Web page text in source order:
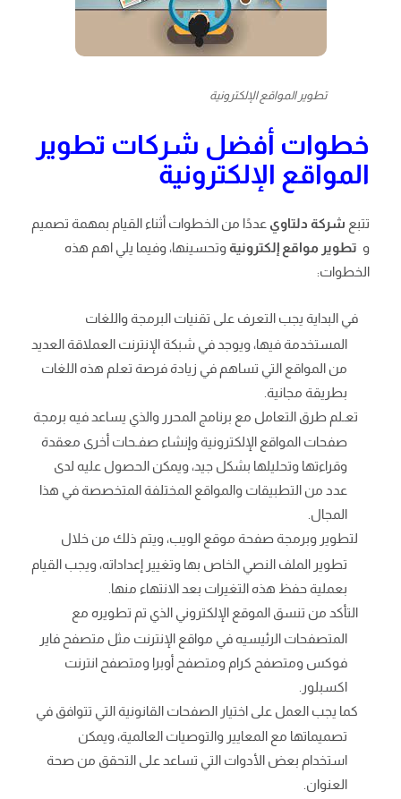
تطوير المواقع الإلكترونية
خطوات أفضل شركات تطوير
المواقع الإلكترونية
تتبع شركة دلتاوي عددًا من الخطوات أثناء القيام بمهمة تصميم
و تطوير مواقع إلكترونيةوتحسينها، وفيما يلي اهم هذه
الخطوات:
في البداية يجب التعرف على تقنيات البرمجة واللغات
المستخدمة فيها، ويوجد في شبكة الإنترنت العملاقة العديد
من المواقع التي تساهم في زيادة فرصة تعلم هذه اللغات
بطريقة مجانية.
تعـلم طرق التعامل مع برنامج المحرر والذي يساعد فيه برمجة
صفحات المواقع الإلكترونية وإنشاء صفـحات أخرى معقدة
وقراءتها وتحليلها بشكل جيد، ويمكن الحصول عليه لدى
عدد من التطبيقات والمواقع المختلفة المتخصصة في هذا
المجال.
لتطوير وبرمجة صفحة موقع الويب، ويتم ذلك من خلال
تطوير الملف النصي الخاص بها وتغيير إعداداته، ويجب القيام
بعملية حفظ هذه التغيرات بعد الانتهاء منها.
التأكد من تنسق الموقع الإلكتروني الذي تم تطويره مع
المتصفحات الرئيسيه في مواقع الإنترنت مثل متصفح فاير
فوكس ومتصفح كرام ومتصفح أوبرا ومتصفح انترنت
اكسبلور.
كما يجب العمل على اختيار الصفحات القانونية التي تتوافق في
تصميماتها مع المعايير والتوصيات العالمية، ويمكن
استخدام بعض الأدوات التي تساعد على التحقق من صحة
العنوان.